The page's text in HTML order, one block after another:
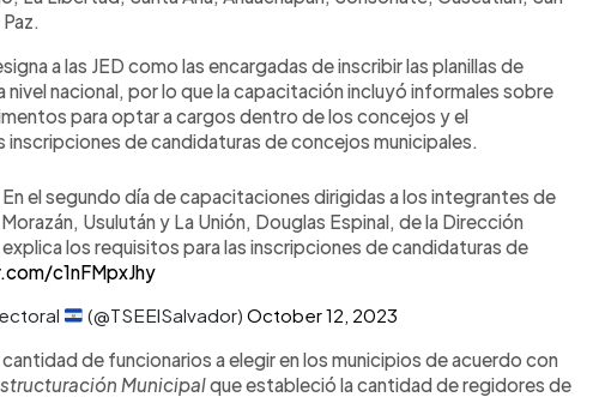
a las JED como las encargadas de inscribir las planillas de
nivel nacional, por lo que la capacitación incluyó informales sobre
para optar a cargos dentro de los concejos y el
inscripciones de candidaturas de concejos municipales.
| En el segundo día de capacitaciones dirigidas a los integrantes de
Usulután y La Unión, Douglas Espinal, de la Dirección
los requisitos para las inscripciones de candidaturas de
c1nFMpxJhy
(@TSEElSalvador)October 12, 2023
de funcionarios a elegir en los municipios de acuerdo con
Municipalque estableció la cantidad de regidores de